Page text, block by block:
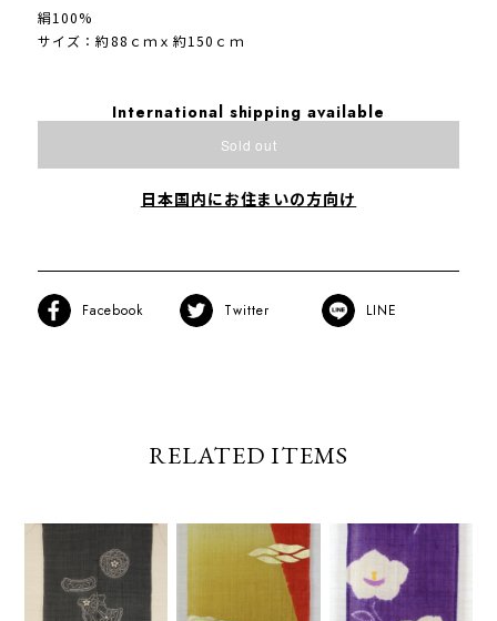
絹100%
サイズ：約88ｃｍｘ約150ｃｍ
International shipping available
Sold out
日本国内にお住まいの方向け
Facebook Twitter LINE
RELATED ITEMS